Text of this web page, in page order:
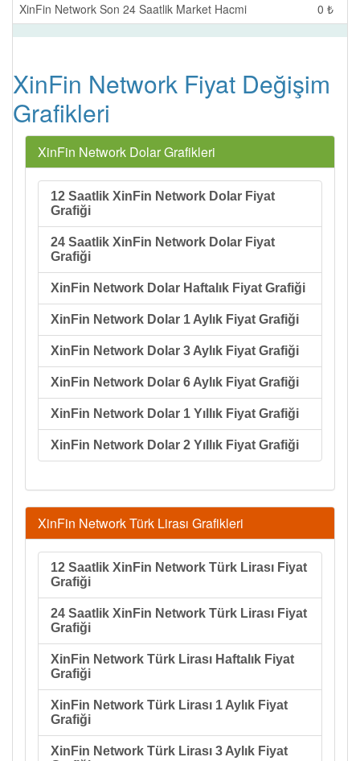
XinFin Network Son 24 Saatlik Market Hacmi
0 ₺
XinFin Network Fiyat Değişim
Grafikleri
XinFin Network Dolar Grafikleri
12 Saatlik XinFin Network Dolar Fiyat
Grafiği
24 Saatlik XinFin Network Dolar Fiyat
Grafiği
XinFin Network Dolar Haftalık Fiyat Grafiği
XinFin Network Dolar 1 Aylık Fiyat Grafiği
XinFin Network Dolar 3 Aylık Fiyat Grafiği
XinFin Network Dolar 6 Aylık Fiyat Grafiği
XinFin Network Dolar 1 Yıllık Fiyat Grafiği
XinFin Network Dolar 2 Yıllık Fiyat Grafiği
XinFin Network Türk Lirası Grafikleri
12 Saatlik XinFin Network Türk Lirası Fiyat
Grafiği
24 Saatlik XinFin Network Türk Lirası Fiyat
Grafiği
XinFin Network Türk Lirası Haftalık Fiyat
Grafiği
XinFin Network Türk Lirası 1 Aylık Fiyat
Grafiği
XinFin Network Türk Lirası 3 Aylık Fiyat